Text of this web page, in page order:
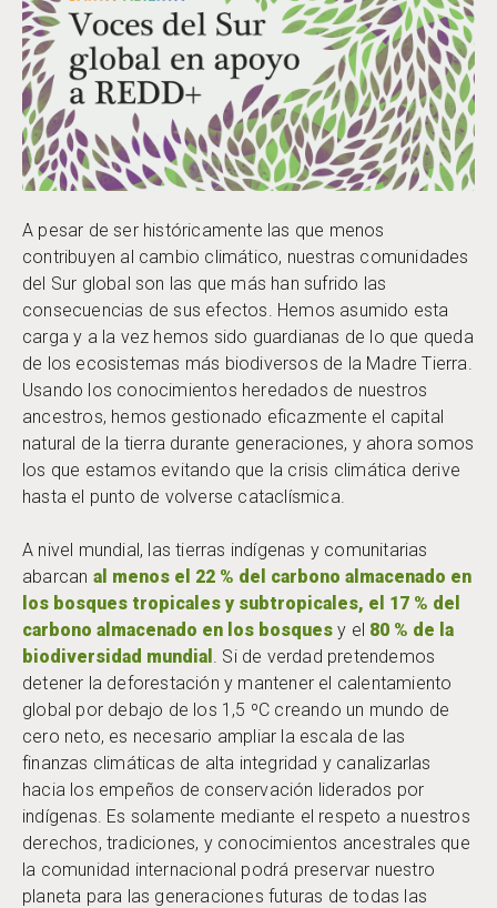
A pesar de ser históricamente las que menos
contribuyen al cambio climático, nuestras comunidades
del Sur global son las que más han sufrido las
consecuencias de sus efectos. Hemos asumido esta
carga y a la vez hemos sido guardianas de lo que queda
de los ecosistemas más biodiversos de la Madre Tierra.
Usando los conocimientos heredados de nuestros
ancestros, hemos gestionado eficazmente el capital
natural de la tierra durante generaciones, y ahora somos
los que estamos evitando que la crisis climática derive
hasta el punto de volverse cataclísmica.
A nivel mundial, las tierras indígenas y comunitarias
abarcan al menos el 22 % del carbono almacenado en
los bosques tropicales y subtropicales, el 17 % del
carbono almacenado en los bosques y el 80 % de la
biodiversidad mundial
. Si de verdad pretendemos
detener la deforestación y mantener el calentamiento
global por debajo de los 1,5 ºC creando un mundo de
cero neto, es necesario ampliar la escala de las
finanzas climáticas de alta integridad y canalizarlas
hacia los empeños de conservación liderados por
indígenas. Es solamente mediante el respeto a nuestros
derechos, tradiciones, y conocimientos ancestrales que
la comunidad internacional podrá preservar nuestro
planeta para las generaciones futuras de todas las